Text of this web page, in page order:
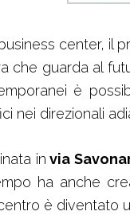
center, il
che guarda al
è
nei direzionali
in via
ha anche
è diventato